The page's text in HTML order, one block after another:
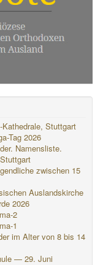
Stuttgart
Tag 2026
Namensliste.
zwischen 15
Auslandskirche
2026
2
1
im Alter von 8 bis 14
— 29. Juni